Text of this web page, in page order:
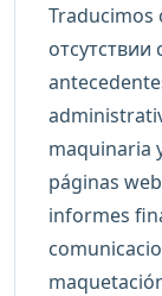
Traducimos
maquinaria
páginas
informes